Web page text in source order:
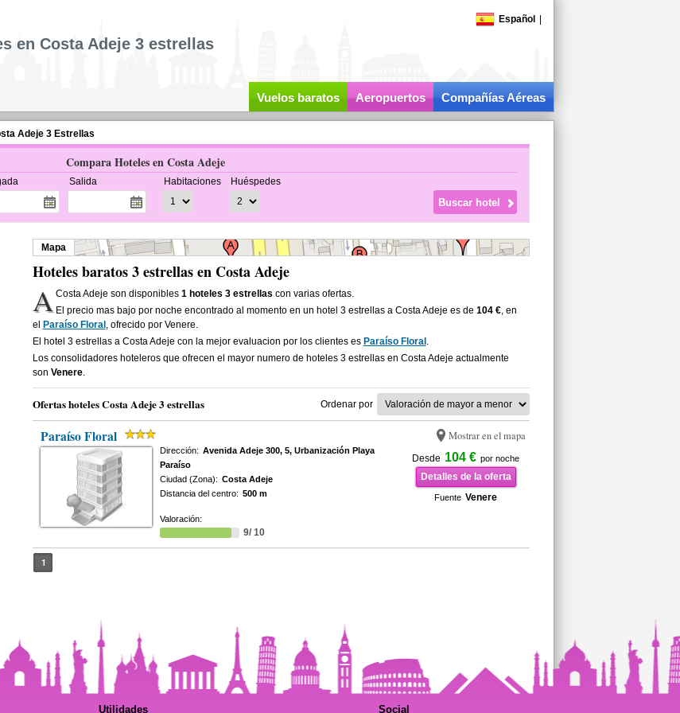
Español
en Costa Adeje 3 estrellas
Vuelos baratos Aeropuertos Compañías Aéreas
Adeje 3 Estrellas
Compara Hoteles en Costa Adeje
Salida Habitaciones Huéspedes
Mapa
Hoteles baratos 3 estrellas en Costa Adeje
A Costa Adeje son disponibles1 hoteles 3 estrellas con varias ofertas.
El precio mas bajo por noche encontrado al momento en un hotel 3 estrellas a Costa Adeje es de104 €, en
el
Paraíso Floral , ofrecido por Venere.
El hotel 3 estrellas a Costa Adeje con la mejor evaluacion por los clientes es Paraíso Floral .
Los consolidadores hoteleros que ofrecen el mayor numero de hoteles 3 estrellas en Costa Adeje actualmente
son Venere.
Ofertas hoteles Costa Adeje 3 estrellas Ordenar por
Paraíso Floral Mostrar en el mapa
Desde 104 € por noche
Detalles de la oferta
Fuente Venere
Dirección: Avenida Adeje 300, 5, Urbanización Playa
Paraíso
Ciudad (Zona): Costa Adeje
Distancia del centro: 500 m
Valoración:
9/ 10
1
Utilidades Social